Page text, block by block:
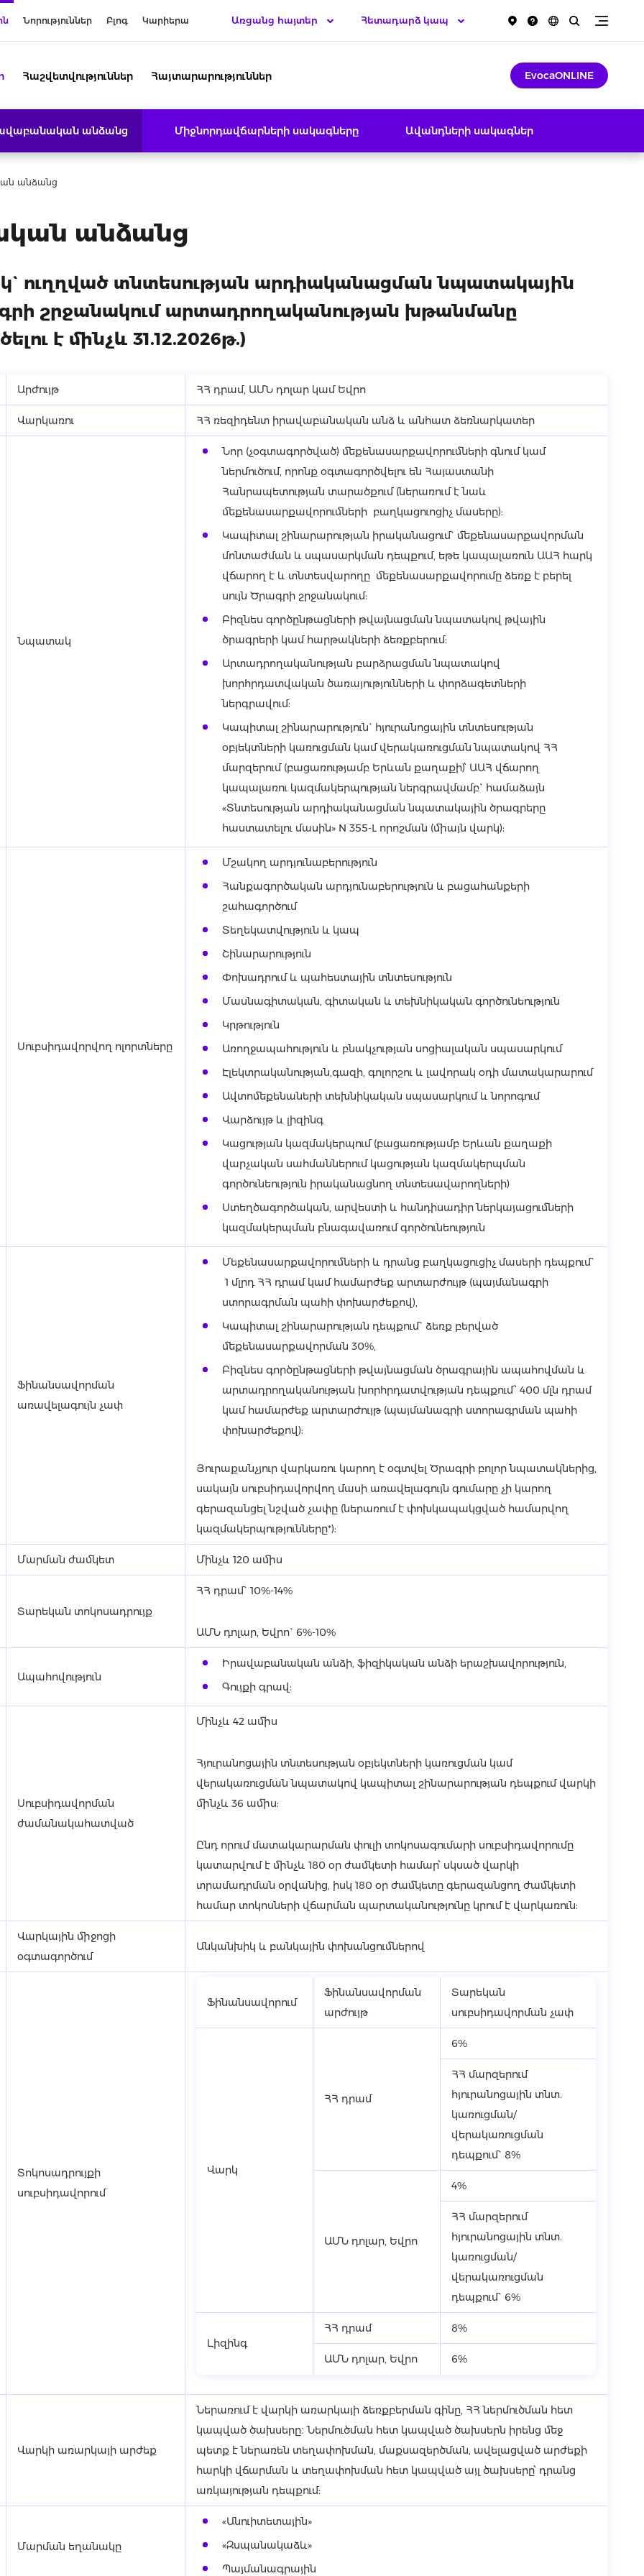
Նորություններ Բլոգ Կարիերա Հետադարձ կապ
Առցանց հայտեր
Հաշվետվություններ Հայտարարություններ EvocaONLINE
անձանց Միջնորդավճարների սակագները Ավանդների սակագներ
անձանց
անձանց
ուղղված տնտեսության արդիականացման նպատակային
շրջանակում արտադրողականության խթանմանը
է մինչև 31.12.2026թ.)
Արժույթ ՀՀ դրամ, ԱՄՆ դոլար կամ Եվրո
Վարկառու ՀՀ ռեզիդենտ իրավաբանական անձ և անհատ ձեռնարկատեր
Նպատակ
Նոր (չօգտագործված) մեքենասարքավորումների գնում կամ
ներմուծում, որոնք օգտագործվելու են Հայաստանի
Հանրապետության տարածքում (ներառում է նաև
մեքենասարքավորումների բաղկացուոցիչ մասերը):
Կապիտալ շինարարության իրականացում` մեքենասարքավորման
մոնտաժման և սպասարկման դեպքում, եթե կապալառուն ԱԱՀ հարկ
վճարող է և տնտեսվարողը մեքենասարքավորումը ձեռք է բերել
սույն Ծրագրի շրջանակում:
Բիզնես գործընթացների թվայնացման նպատակով թվային
ծրագրերի կամ հարթակների ձեռքբերում:
Արտադրողականության բարձրացման նպատակով
խորհրդատվական ծառայությունների և փորձագետների
ներգրավում:
Կապիտալ շինարարություն` հյուրանոցային տնտեսության
օբյեկտների կառուցման կամ վերակառուցման նպատակով ՀՀ
մարզերում (բացառությամբ Երևան քաղաքի)՝ ԱԱՀ վճարող
կապալառու կազմակերպության ներգրավմամբ` համաձայն
«Տնտեսության արդիականացման նպատակային ծրագրերը
հաստատելու մասին» N 355-L որոշման (միայն վարկ):
Սուբսիդավորվող ոլորտները
Մշակող արդյունաբերություն
Հանքագործական արդյունաբերություն և բացահանքերի
շահագործում
Տեղեկատվություն և կապ
Շինարարություն
Փոխադրում և պահեստային տնտեսություն
Մասնագիտական, գիտական և տեխնիկական գործունեություն
Կրթություն
Առողջապահություն և բնակչության սոցիալական սպասարկում
Էլեկտրականության,գազի, գոլորշու և լավորակ օդի մատակարարում
Ավտոմեքենաների տեխնիկական սպասարկում և նորոգում
Վարձույթ և լիզինգ
Կացության կազմակերպում (բացառությամբ Երևան քաղաքի
վարչական սահմաններում կացության կազմակերպման
գործունեություն իրականացնող տնտեսավարողների)
Ստեղծագործական, արվեստի և հանդիսադիր ներկայացումների
կազմակերպման բնագավառում գործունեություն
Ֆինանսավորման
առավելագույն չափ
Մեքենասարքավորումների և դրանց բաղկացուցիչ մասերի դեպքում`
1 մլրդ ՀՀ դրամ կամ համարժեք արտարժույթ (պայմանագրի
ստորագրման պահի փոխարժեքով),
Կապիտալ շինարարության դեպքում` ձեռք բերված
մեքենասարքավորման 30%,
Բիզնես գործընթացների թվայնացման ծրագրային ապահովման և
արտադրողականության խորհրդատվության դեպքում՝ 400 մլն դրամ
կամ համարժեք արտարժույթ (պայմանագրի ստորագրման պահի
փոխարժեքով):
Յուրաքանչյուր վարկառու կարող է օգտվել Ծրագրի բոլոր նպատակներից,
սակայն սուբսիդավորվող մասի առավելագույն գումարը չի կարող
գերազանցել նշված չափը (ներառում է փոխկապակցված համարվող
կազմակերպությունները*):
Մարման ժամկետ Մինչև 120 ամիս
Տարեկան տոկոսադրույք
ՀՀ դրամ` 10%-14%
ԱՄՆ դոլար, Եվրո` 6%-10%
Ապահովություն
Իրավաբանական անձի, ֆիզիկական անձի երաշխավորություն,
Գույքի գրավ:
Սուբսիդավորման
ժամանակահատված
Մինչև 42 ամիս
Հյուրանոցային տնտեսության օբյեկտների կառուցման կամ
վերակառուցման նպատակով կապիտալ շինարարության դեպքում վարկի
մինչև 36 ամիս:
Ընդ որում մատակարարման փուլի տոկոսագումարի սուբսիդավորումը
կատարվում է մինչև 180 օր ժամկետի համար՝ սկսած վարկի
տրամադրման օրվանից, իսկ 180 օր ժամկետը գերազանցող ժամկետի
համար տոկոսների վճարման պարտականությունը կրում է վարկառուն:
Վարկային միջոցի
օգտագործում
Անկանխիկ և բանկային փոխանցումներով
Տոկոսադրույքի
սուբսիդավորում
Ֆինանսավորում
Ֆինանսավորման
արժույթ
Տարեկան
սուբսիդավորման չափ
Վարկ
ՀՀ դրամ
6%
ՀՀ մարզերում
հյուրանոցային տնտ.
կառուցման/
վերակառուցման
դեպքում` 8%
ԱՄՆ դոլար, Եվրո
4%
ՀՀ մարզերում
հյուրանոցային տնտ.
կառուցման/
վերակառուցման
դեպքում` 6%
Լիզինգ
ՀՀ դրամ 8%
ԱՄՆ դոլար, Եվրո 6%
Վարկի առարկայի արժեք
Ներառում է վարկի առարկայի ձեռքբերման գինը, ՀՀ ներմուծման հետ
կապված ծախսերը։ Ներմուծման հետ կապված ծախսերն իրենց մեջ
պետք է ներառեն տեղափոխման, մաքսազերծման, ավելացված արժեքի
հարկի վճարման և տեղափոխման հետ կապված այլ ծախսերը՝ դրանց
առկայության դեպքում:
Մարման եղանակը
«Անուիտետային»
«Զսպանակաձև»
Պայմանագրային